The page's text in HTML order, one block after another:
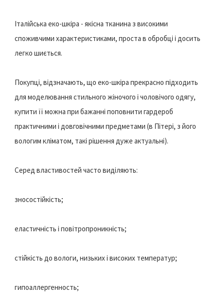
Італійська еко-шкіра - якісна тканина з високими
споживчими характеристиками, проста в обробці і досить
легко шиється.
Покупці, відзначають, що еко-шкіра прекрасно підходить
для моделювання стильного жіночого і чоловічого одягу,
купити її можна при бажанні поповнити гардероб
практичними і довговічними предметами (в Пітері, з його
вологим кліматом, такі рішення дуже актуальні).
Серед властивостей часто виділяють:
зносостійкість;
еластичність і повітропроникність;
стійкість до вологи, низьких і високих температур;
гипоаллергенность;